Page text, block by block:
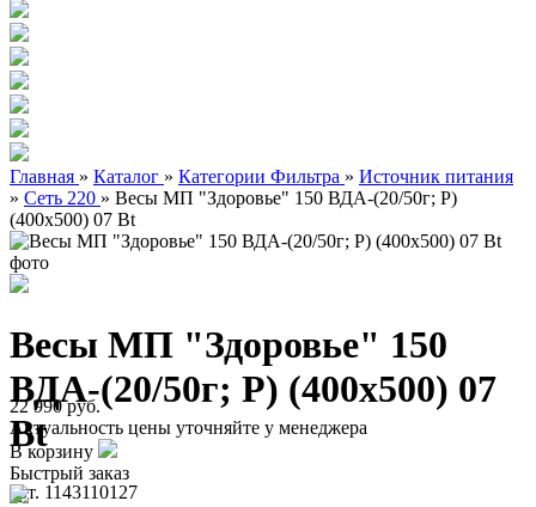
Главная » Каталог » Категории Фильтра » Источник питания
» Сеть 220 » Весы МП "Здоровье" 150 ВДА-(20/50г; Р)
(400х500) 07 Bt
Весы МП "Здоровье" 150
ВДА-(20/50г; Р) (400х500) 07
Bt
арт. 1143110127
22 990 руб.
Актуальность цены уточняйте у менеджера
В корзину
Быстрый заказ